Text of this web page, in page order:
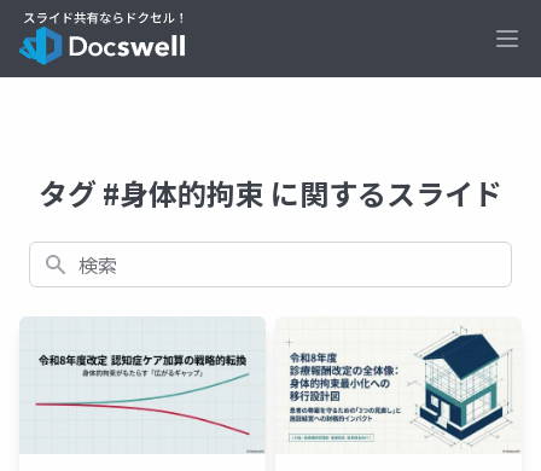
タグ #身体的拘束 に関するスライド
検索